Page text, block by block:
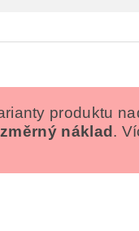
produktu
náklad .